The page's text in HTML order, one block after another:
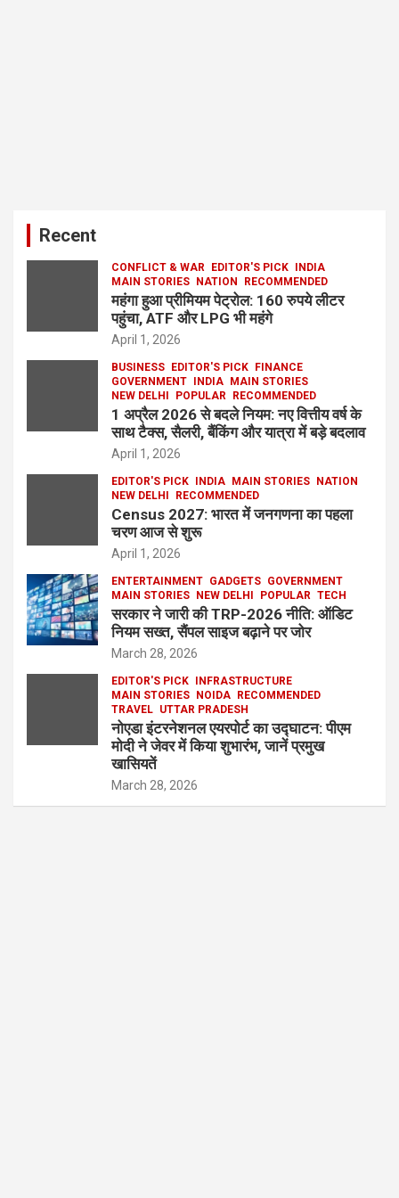
Recent
CONFLICT & WAR EDITOR'S PICK
INDIA
MAIN STORIES
NATION RECOMMENDED
महंगा हुआ प्रीमियम पेट्रोल: 160 रुपये लीटर
पहुंचा, ATF और LPG भी महंगे
April 1, 2026
BUSINESS EDITOR'S PICK
FINANCE
GOVERNMENT
INDIA
MAIN STORIES
NEW DELHI
POPULAR RECOMMENDED
1 अप्रैल 2026 से बदले नियम: नए वित्तीय वर्ष के
साथ टैक्स, सैलरी, बैंकिंग और यात्रा में बड़े बदलाव
April 1, 2026
EDITOR'S PICK INDIA MAIN STORIES
NATION
NEW DELHI
RECOMMENDED
Census 2027: भारत में जनगणना का पहला
चरण आज से शुरू
April 1, 2026
ENTERTAINMENT GADGETS GOVERNMENT
MAIN STORIES
NEW DELHI POPULAR TECH
सरकार ने जारी की TRP-2026 नीति: ऑडिट
नियम सख्त, सैंपल साइज बढ़ाने पर जोर
March 28, 2026
EDITOR'S PICK
INFRASTRUCTURE
MAIN STORIES
NOIDA
RECOMMENDED
TRAVEL UTTAR PRADESH
नोएडा इंटरनेशनल एयरपोर्ट का उद्घाटन: पीएम
मोदी ने जेवर में किया शुभारंभ, जानें प्रमुख
खासियतें
March 28, 2026